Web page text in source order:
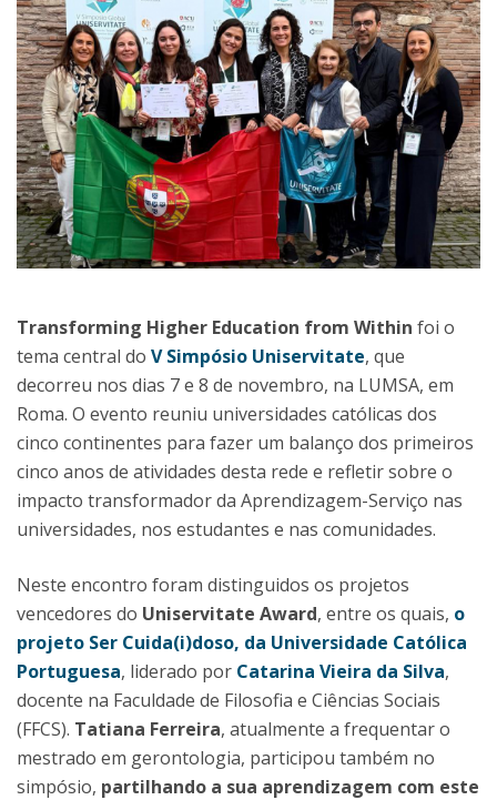
Transforming Higher Education from Within foi o
tema central do V Simpósio Uniservitate, que
decorreu nos dias 7 e 8 de novembro, na LUMSA, em
Roma. O evento reuniu universidades católicas dos
cinco continentes para fazer um balanço dos primeiros
cinco anos de atividades desta rede e refletir sobre o
impacto transformador da Aprendizagem-Serviço nas
universidades, nos estudantes e nas comunidades.
Neste encontro foram distinguidos os projetos
vencedores do Uniservitate Award, entre os quais, o
projeto Ser Cuida(i)doso, da Universidade Católica
Portuguesa, liderado por Catarina Vieira da Silva,
docente na Faculdade de Filosofia e Ciências Sociais
(FFCS). Tatiana Ferreira, atualmente a frequentar o
mestrado em gerontologia, participou também no
simpósio, partilhando a sua aprendizagem com este